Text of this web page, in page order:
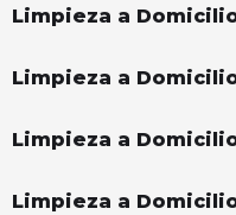
Limpieza a
Limpieza a
Limpieza a
Limpieza a